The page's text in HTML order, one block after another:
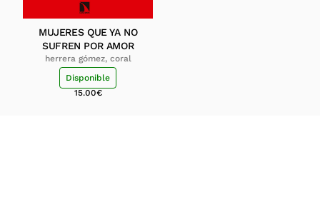
MUJERES QUE YA NO
SUFREN POR AMOR
herrera gómez, coral
Disponible
15.00€